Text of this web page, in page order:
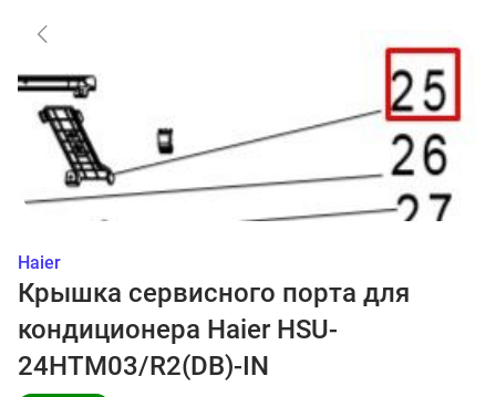
Haier
Крышка сервисного порта для
кондиционера Haier HSU-
24HTM03/R2(DB)-IN